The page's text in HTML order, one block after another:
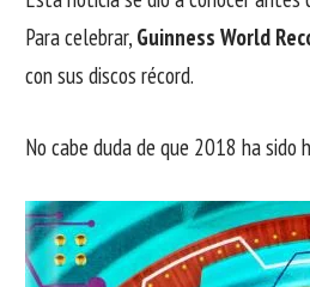
Para celebrar, Guinness World
con sus discos récord.
No cabe duda de que 2018 ha